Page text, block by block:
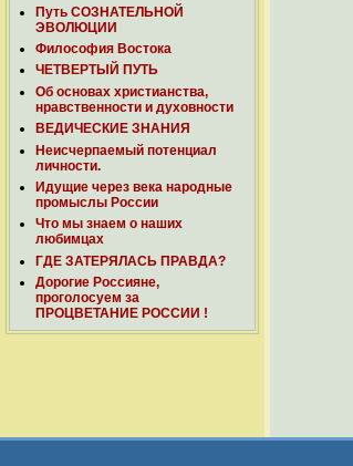
Путь СОЗНАТЕЛЬНОЙ
ЭВОЛЮЦИИ
Философия Востока
ЧЕТВЕРТЫЙ ПУТЬ
Об основах христианства,
нравственности и духовности
ВЕДИЧЕСКИЕ ЗНАНИЯ
Неисчерпаемый потенциал
личности.
Идущие через века народные
промыслы России
Что мы знаем о наших
любимцах
ГДЕ ЗАТЕРЯЛАСЬ ПРАВДА?
Дорогие Россияне,
проголосуем за
ПРОЦВЕТАНИЕ РОССИИ !